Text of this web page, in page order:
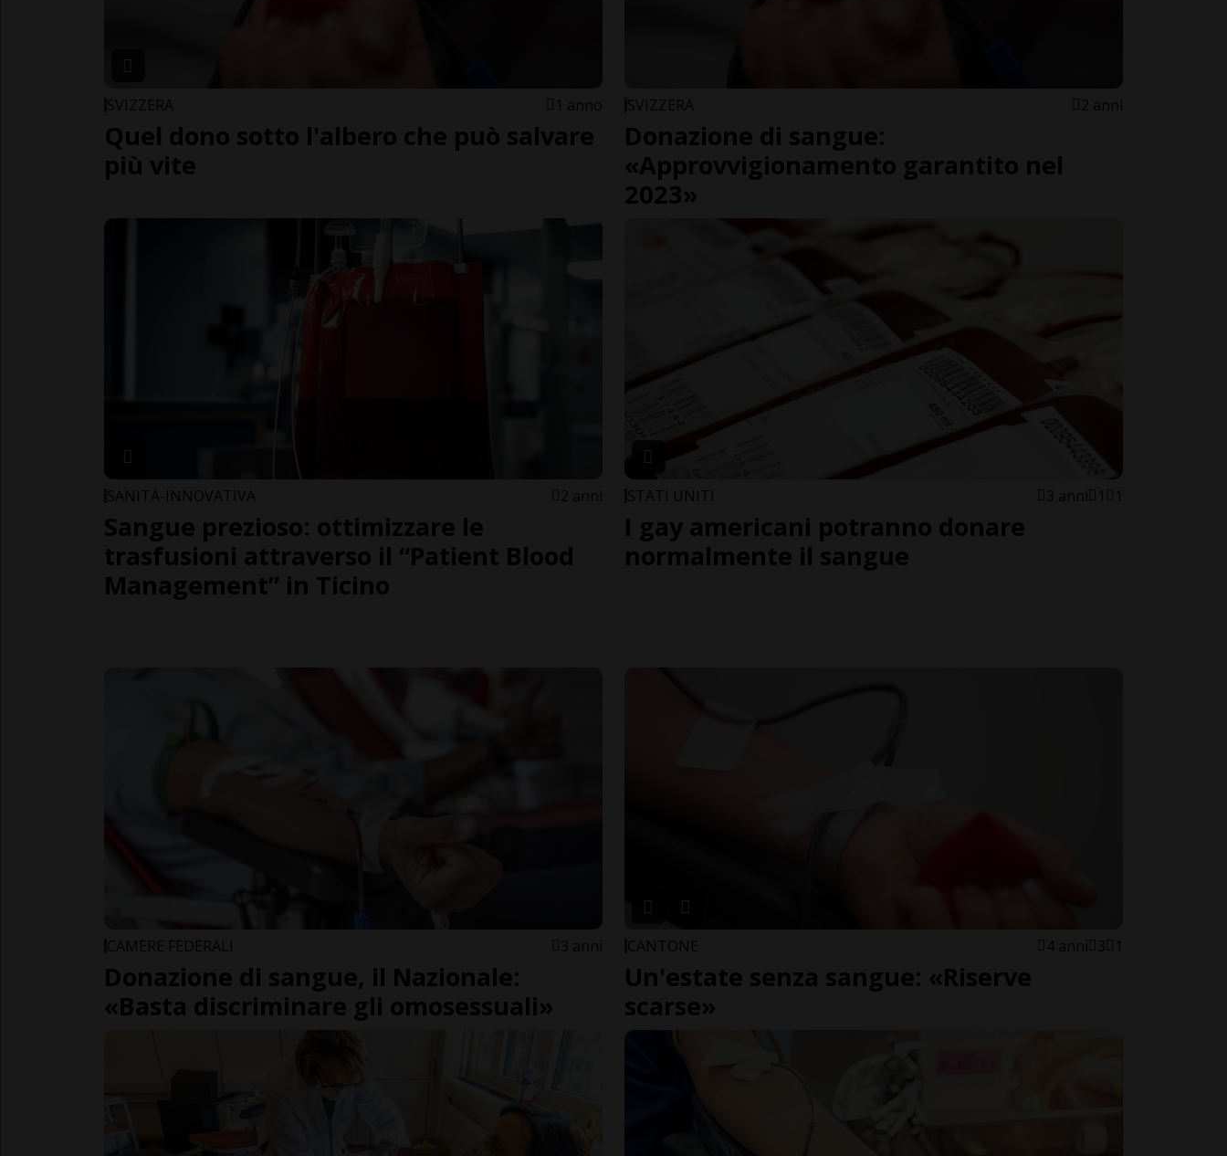
SVIZZERA 1 anno
Quel dono sotto l'albero che può salvare
più vite
SVIZZERA 2 anni
Donazione di sangue:
«Approvvigionamento garantito nel
2023»
SANITÀ-INNOVATIVA 2 anni
Sangue prezioso: ottimizzare le
trasfusioni attraverso il “Patient Blood
Management” in Ticino
STATI UNITI 3 anni 1 1
I gay americani potranno donare
normalmente il sangue
CAMERE FEDERALI 3 anni
Donazione di sangue, il Nazionale:
«Basta discriminare gli omosessuali»
CANTONE 4 anni 3 1
Un'estate senza sangue: «Riserve
scarse»